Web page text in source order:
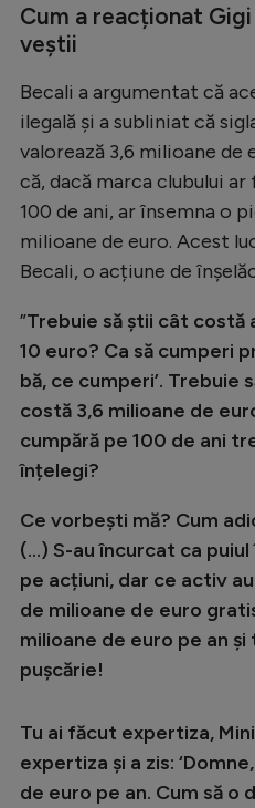
Tenis
Natație
Formula 1
Gimnastică
Auto
Alte sporturi
JO 2024
JO 2026
Intră în cont
Creează cont
Cum a reacționat
veștii
Becali a argumentat că
ilegală și a subliniat că
valorează 3,6 milioane de
că, dacă marca clubului
100 de ani, ar însemna o
milioane de euro. Acest
Becali, o acțiune de
”Trebuie să știi cât costă
10 euro? Ca să cumperi
bă, ce cumperi’. Trebuie
costă 3,6 milioane de
cumpără pe 100 de ani
înțelegi?
Ce vorbești mă? Cum
(…) S-au încurcat ca
pe acțiuni, dar ce activ
de milioane de euro
milioane de euro pe an și
pușcărie!
Tu ai făcut expertiza,
expertiza și a zis:
de euro pe an. Cum să o